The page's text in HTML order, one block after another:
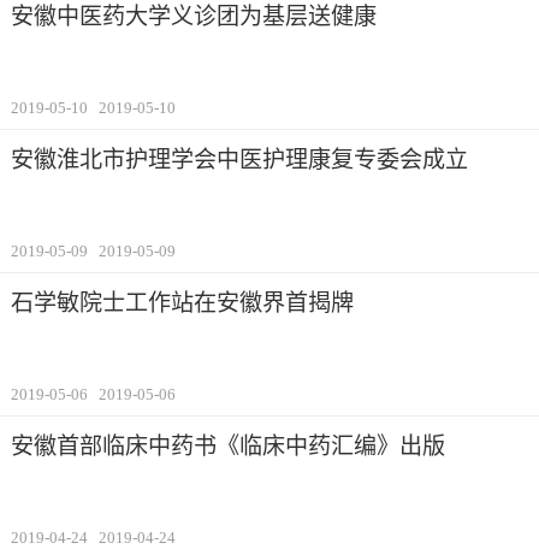
安徽中医药大学义诊团为基层送健康
2019-05-10 2019-05-10
安徽淮北市护理学会中医护理康复专委会成立
2019-05-09 2019-05-09
石学敏院士工作站在安徽界首揭牌
2019-05-06 2019-05-06
安徽首部临床中药书《临床中药汇编》出版
2019-04-24 2019-04-24